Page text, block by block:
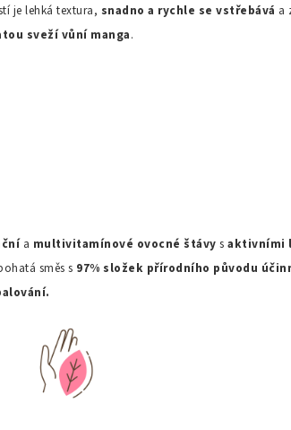
je lehká textura, snadno a rychle se vstřebává a
sveží vůní manga.
a multivitamínové ovocné štávy s aktivními
směs s 97% složek přírodního původu